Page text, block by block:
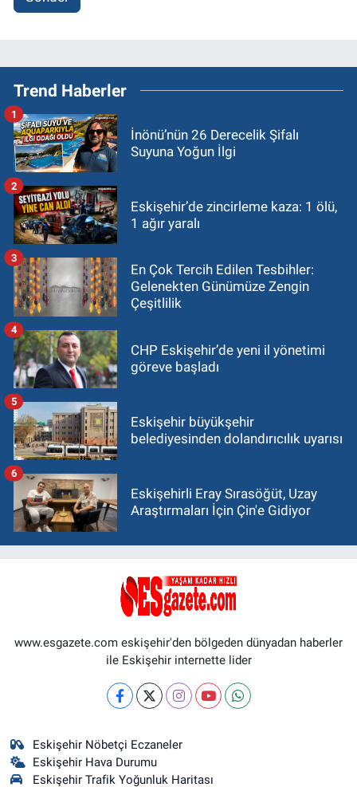
Trend Haberler
İnönü’nün 26 Derecelik Şifalı
Suyuna Yoğun İlgi
1
Eskişehir’de zincirleme kaza: 1 ölü,
1 ağır yaralı
2
En Çok Tercih Edilen Tesbihler:
Gelenekten Günümüze Zengin
Çeşitlilik
3
CHP Eskişehir’de yeni il yönetimi
göreve başladı
4
Eskişehir büyükşehir
belediyesinden dolandırıcılık uyarısı
5
Eskişehirli Eray Sırasöğüt, Uzay
Araştırmaları İçin Çin'e Gidiyor
6
www.esgazete.com eskişehir'den bölgeden dünyadan haberler
ile Eskişehir internette lider
Eskişehir Nöbetçi Eczaneler
Eskişehir Hava Durumu
Eskişehir Trafik Yoğunluk Haritası